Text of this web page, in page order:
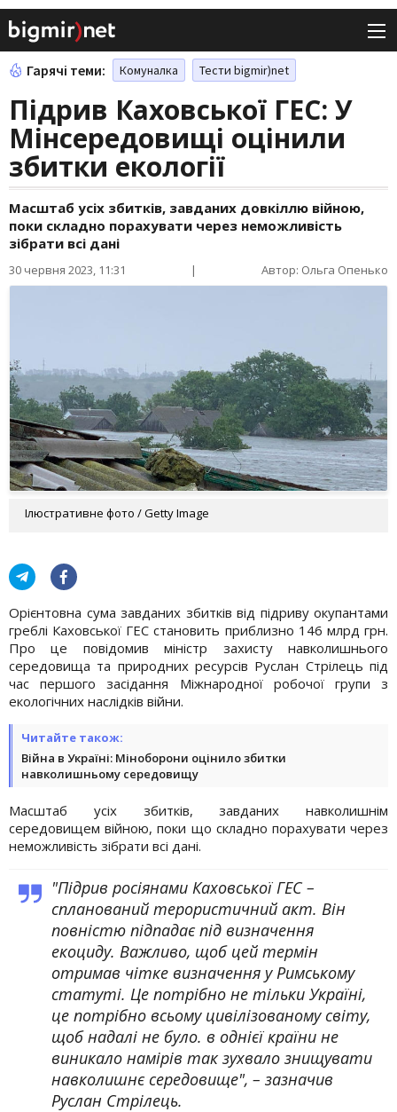
Гарячі теми: Комуналка Тести bigmir)net
Підрив Каховської ГЕС: У
Мінсередовищі оцінили
збитки екології
Масштаб усіх збитків, завданих довкіллю війною,
поки складно порахувати через неможливість
зібрати всі дані
30 червня 2023, 11:31 | Автор: Ольга Опенько
Ілюстративне фото / Getty Image
Орієнтовна сума завданих збитків від підриву окупантами
греблі Каховської ГЕС становить приблизно 146 млрд грн.
Про це повідомив міністр захисту навколишнього
середовища та природних ресурсів Руслан Стрілець під
час першого засідання Міжнародної робочої групи з
екологічних наслідків війни.
Читайте також:
Війна в Україні: Міноборони оцінило збитки
навколишньому середовищу
Масштаб усіх збитків, завданих навколишнім
середовищем війною, поки що складно порахувати через
неможливість зібрати всі дані.
"Підрив росіянами Каховської ГЕС –
спланований терористичний акт. Він
повністю підпадає під визначення
екоциду. Важливо, щоб цей термін
отримав чітке визначення у Римському
статуті. Це потрібно не тільки Україні,
це потрібно всьому цивілізованому світу,
щоб надалі не було. в однієї країни не
виникало намірів так зухвало знищувати
навколишнє середовище", – зазначив
Руслан Стрілець.